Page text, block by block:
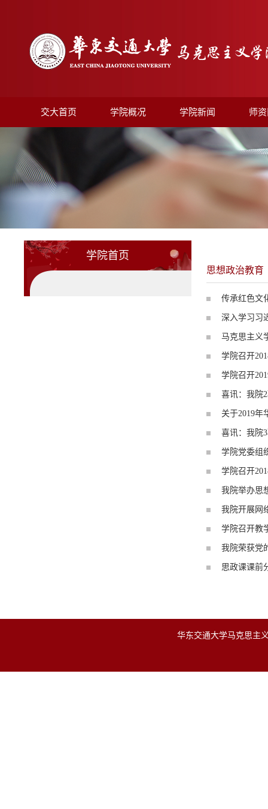
交大首页 学院概况 学院新闻 师
学院首页
思想政治教育
传承红色文
深入学习习
马克思主义
学院召开
学院召开
喜讯：我院
关于2019年
喜讯：我院
学院党委组
学院召开
我院举办思
我院开展网
学院召开教
我院荣获党
思政课课前
华东交通大学马克思主